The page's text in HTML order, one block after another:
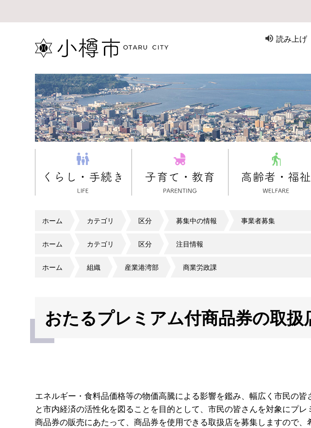
読み上げ
ホーム カテゴリ 区分 募集中の情報 事業者募集
ホーム カテゴリ 区分 注目情報
ホーム 組織 産業港湾部 商業労政課
おたるプレミアム付商品券の取扱
エネルギー・食料品価格等の物価高騰による影響を鑑み、幅広く市民の
と市内経済の活性化を図ることを目的として、市民の皆さんを対象にプレ
商品券の販売にあたって、商品券を使用できる取扱店を募集しますので